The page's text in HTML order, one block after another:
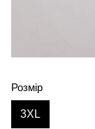
Розмір
3XL